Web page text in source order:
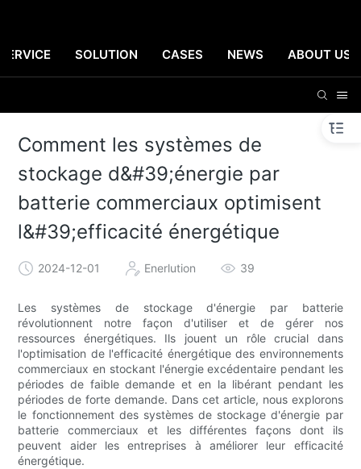
SERVICE SOLUTION CASES NEWS ABOUT US
Comment les systèmes de
stockage d&#39;énergie par
batterie commerciaux optimisent
l&#39;efficacité énergétique
2024-12-01 Enerlution 39
Les systèmes de stockage d'énergie par batterie
révolutionnent notre façon d'utiliser et de gérer nos
ressources énergétiques. Ils jouent un rôle crucial dans
l'optimisation de l'efficacité énergétique des environnements
commerciaux en stockant l'énergie excédentaire pendant les
périodes de faible demande et en la libérant pendant les
périodes de forte demande. Dans cet article, nous explorons
le fonctionnement des systèmes de stockage d'énergie par
batterie commerciaux et les différentes façons dont ils
peuvent aider les entreprises à améliorer leur efficacité
énergétique.